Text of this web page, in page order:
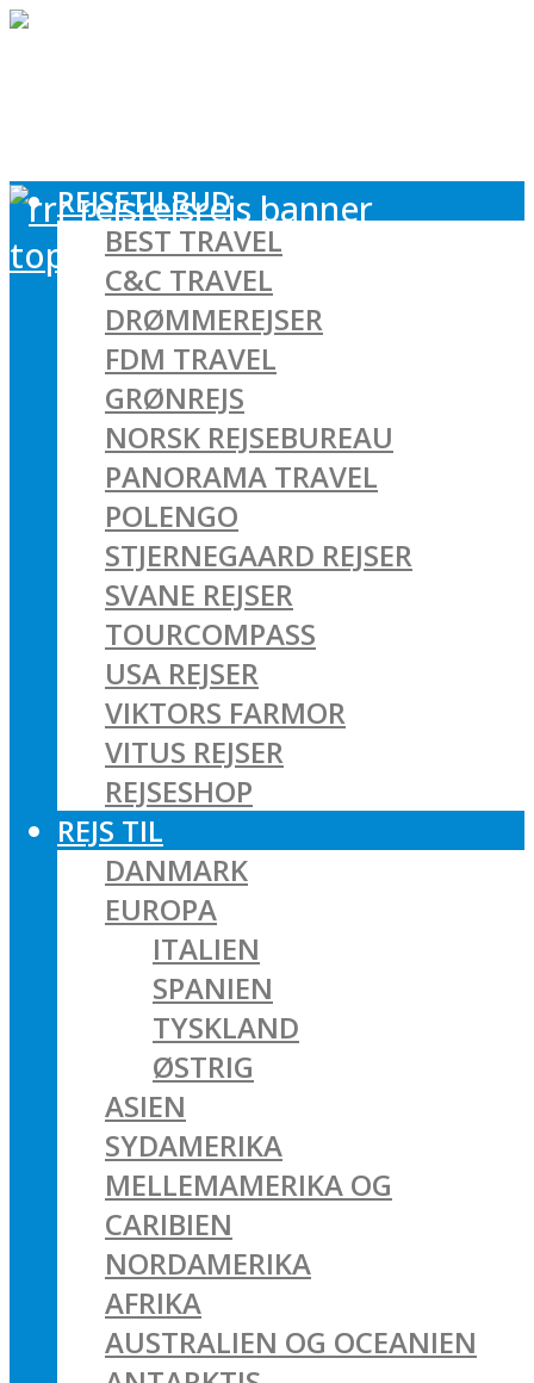
REJSETILBUD
BEST TRAVEL
C&C TRAVEL
DRØMMEREJSER
FDM TRAVEL
GRØNREJS
NORSK REJSEBUREAU
PANORAMA TRAVEL
POLENGO
STJERNEGAARD REJSER
SVANE REJSER
TOURCOMPASS
USA REJSER
VIKTORS FARMOR
VITUS REJSER
REJSESHOP
REJS TIL
DANMARK
EUROPA
ITALIEN
SPANIEN
TYSKLAND
ØSTRIG
ASIEN
SYDAMERIKA
MELLEMAMERIKA OG
CARIBIEN
NORDAMERIKA
AFRIKA
AUSTRALIEN OG OCEANIEN